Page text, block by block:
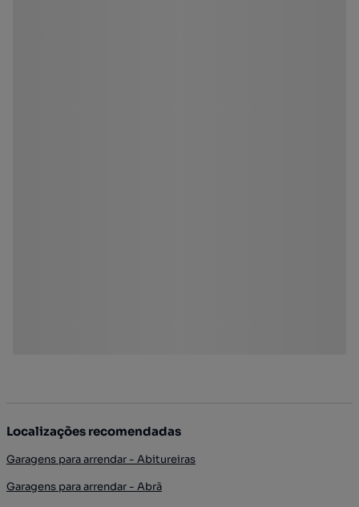
Localizações recomendadas
Garagens para arrendar - Abitureiras
Garagens para arrendar - Abrã